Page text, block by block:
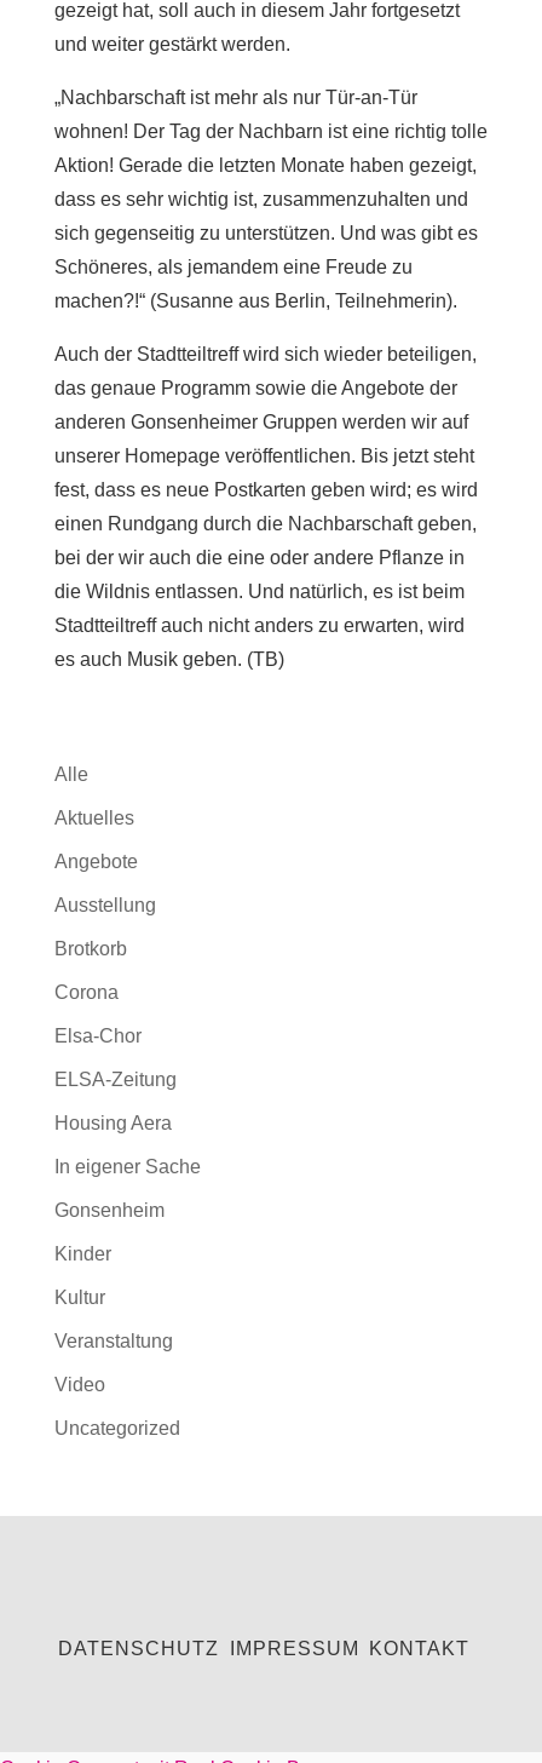
gezeigt hat, soll auch in diesem Jahr fortgesetzt
und weiter gestärkt werden.
„Nachbarschaft ist mehr als nur Tür-an-Tür
wohnen! Der Tag der Nachbarn ist eine richtig tolle
Aktion! Gerade die letzten Monate haben gezeigt,
dass es sehr wichtig ist, zusammenzuhalten und
sich gegenseitig zu unterstützen. Und was gibt es
Schöneres, als jemandem eine Freude zu
machen?!“ (Susanne aus Berlin, Teilnehmerin).
Auch der Stadtteiltreff wird sich wieder beteiligen,
das genaue Programm sowie die Angebote der
anderen Gonsenheimer Gruppen werden wir auf
unserer Homepage veröffentlichen. Bis jetzt steht
fest, dass es neue Postkarten geben wird; es wird
einen Rundgang durch die Nachbarschaft geben,
bei der wir auch die eine oder andere Pflanze in
die Wildnis entlassen. Und natürlich, es ist beim
Stadtteiltreff auch nicht anders zu erwarten, wird
es auch Musik geben. (TB)
Alle
Aktuelles
Angebote
Ausstellung
Brotkorb
Corona
Elsa-Chor
ELSA-Zeitung
Housing Aera
In eigener Sache
Gonsenheim
Kinder
Kultur
Veranstaltung
Video
Uncategorized
DATENSCHUTZ IMPRESSUM KONTAKT